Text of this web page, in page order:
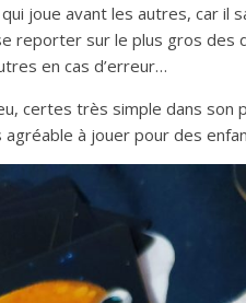
joue avant les autres, car il
reporter sur le plus gros des
en cas d’erreur…
certes très simple dans son
à jouer pour des